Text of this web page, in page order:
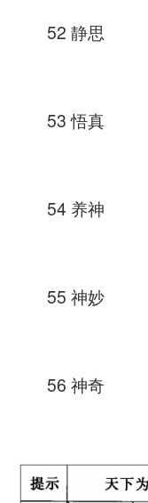
52 静思
53 悟真
54 养神
55 神妙
56 神奇